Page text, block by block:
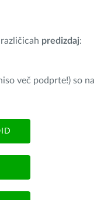
predizdaj:
več podprte!) so na